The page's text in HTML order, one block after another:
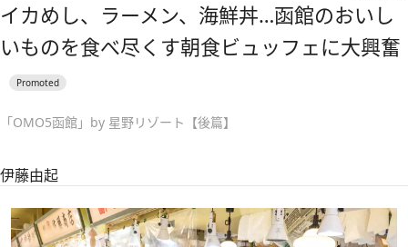
イカめし、ラーメン、海鮮丼…函館のおいし
いものを食べ尽くす朝食ビュッフェに大興奮
「OMO5函館」by 星野リゾート【後篇】
伊藤由起